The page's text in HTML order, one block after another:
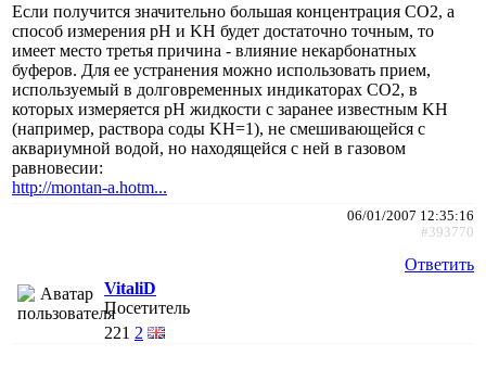
Если получится значительно большая концентрация CO2, а
способ измерения pH и KH будет достаточно точным, то
имеет место третья причина - влияние некарбонатных
буферов. Для ее устранения можно использовать прием,
используемый в долговременных индикаторах CO2, в
которых измеряется pH жидкости с заранее известным KH
(например, раствора соды KH=1), не смешивающейся с
аквариумной водой, но находящейся с ней в газовом
равновесии:
http://montan-a.hotm...
06/01/2007 12:35:16
#393770
Ответить
VitaliD
Посетитель
221 2